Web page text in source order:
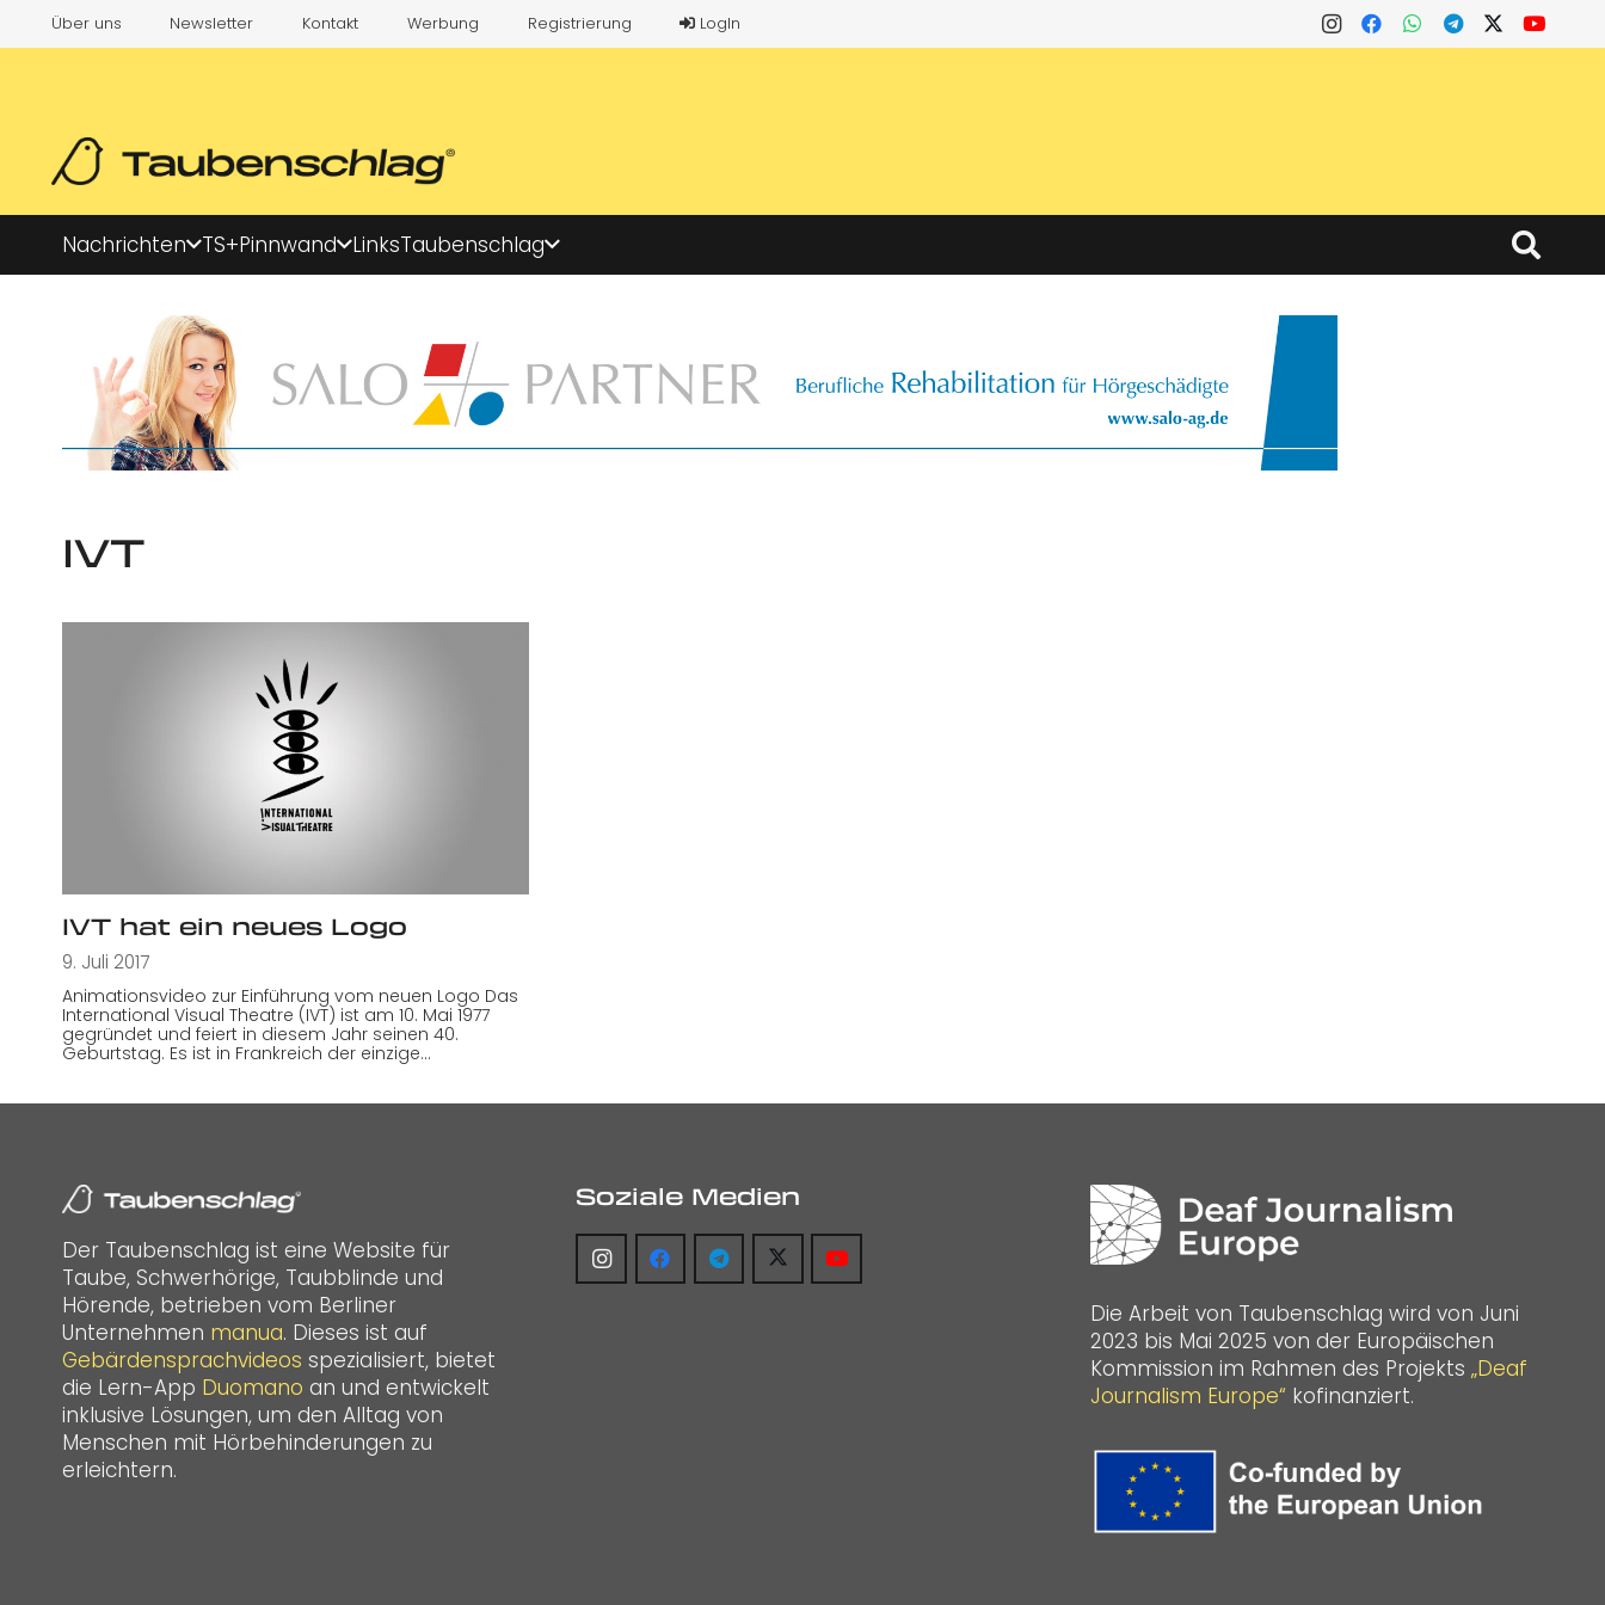
Über uns Newsletter Kontakt Werbung Registrierung LogIn
Nachrichten TS+Pinnwand LinksTaubenschlag
IVT
IVT hat ein neues Logo
9. Juli 2017
Animationsvideo zur Einführung vom neuen Logo Das
International Visual Theatre (IVT) ist am 10. Mai 1977
gegründet und feiert in diesem Jahr seinen 40.
Geburtstag. Es ist in Frankreich der einzige…
Der Taubenschlag ist eine Website für
Taube, Schwerhörige, Taubblinde und
Hörende, betrieben vom Berliner
Unternehmen manua. Dieses ist auf
Gebärdensprachvideos spezialisiert, bietet
die Lern-App Duomano an und entwickelt
inklusive Lösungen, um den Alltag von
Menschen mit Hörbehinderungen zu
erleichtern.
Soziale Medien
Die Arbeit von Taubenschlag wird von Juni
2023 bis Mai 2025 von der Europäischen
Kommission im Rahmen des Projekts „Deaf
Journalism Europe“ kofinanziert.